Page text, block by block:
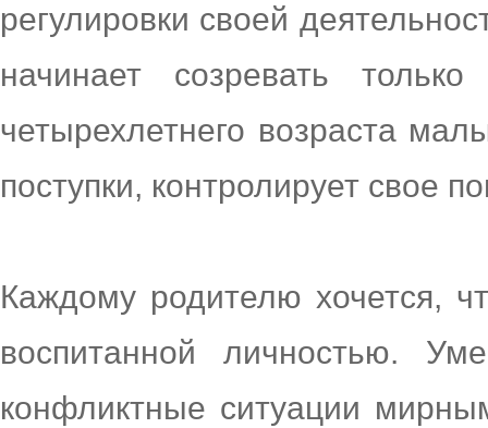
регулировки своей
начинает созревать
четырехлетнего возраста
поступки, контролирует свое
Каждому родителю хочется,
воспитанной личностью.
конфликтные ситуации